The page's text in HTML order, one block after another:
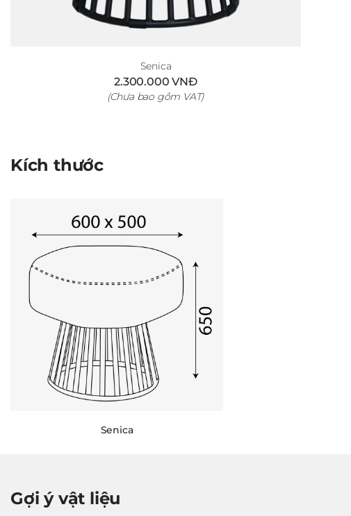
Senica
2.300.000 VNĐ
(Chưa bao gồm VAT)
Kích thước
Senica
Gợi ý vật liệu